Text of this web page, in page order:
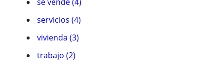
servicios (4)
vivienda (3)
trabajo (2)